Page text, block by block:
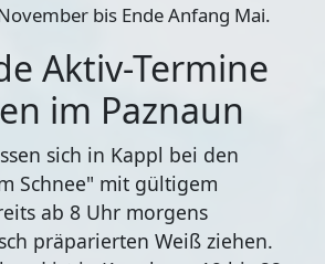
bis Ende Anfang Mai.
Aktiv-Termine
im Paznaun
sich in Kappl bei den
Schnee" mit gültigem
ab 8 Uhr morgens
präparierten Weiß ziehen.